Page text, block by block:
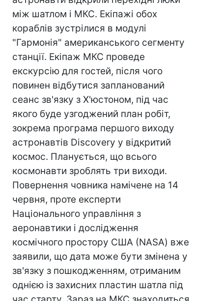
між шатлом і МКС. Екіпажі обох
кораблів зустрілися в модулі
"Гармонія" американського сегменту
станції. Екіпаж МКС проведе
екскурсію для гостей, після чого
повинен відбутися запланований
сеанс зв'язку з Х'юстоном, під час
якого буде узгоджений план робіт,
зокрема програма першого виходу
астронавтів Discovery у відкритий
космос. Планується, що всього
космонавти зроблять три виходи.
Повернення човника намічене на 14
червня, проте експерти
Національного управління з
аеронавтики і дослідження
космічного простору США (NASA) вже
заявили, що дата може бути змінена у
зв'язку з пошкодженням, отриманим
однією із захисних пластин шатла під